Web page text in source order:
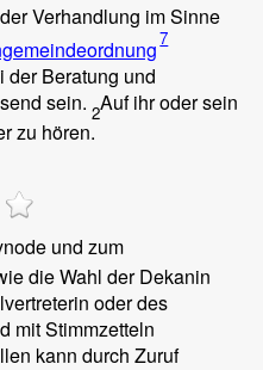
Verhandlung im Sinne
7
der Beratung und
sein. 2Auf ihr oder sein
zu hören.
und zum
die Wahl der Dekanin
oder des
mit Stimmzetteln
kann durch Zuruf